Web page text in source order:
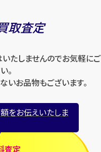
取査定
たしませんのでお気軽にご
。
いお品物もございます。
をお伝えいたしま
査定